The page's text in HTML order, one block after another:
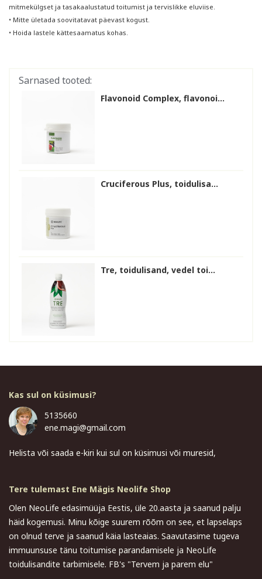
mitmekülgset ja tasakaalustatud toitumist ja tervislikke eluviise.
• Mitte ületada soovitatavat päevast kogust.
• Hoida lastele kättesaamatus kohas.
Sarnased tooted:
Flavonoid Complex, flavonoi...
Cruciferous Plus, toidulisa...
Tre, toidulisand, vedel toi...
Kas sul on küsimusi?
5135660
ene.magi@gmail.com
Helista või saada e-kiri kui sul on küsimusi või muresid,
Tere tulemast Ene Mägis Neolife Shop
Olen NeoLife edasimüüja Eestis, üle 20.aasta ja saanud palju
häid kogemusi. Minu kõige suurem rõõm on see, et lapselaps
on olnud terve ja saanud käia lasteaias. Saavutasime tugeva
immuunsuse tänu toitumise parandamisele ja NeoLife
toidulisandite tarbimisele. FB's "Tervem ja parem elu"